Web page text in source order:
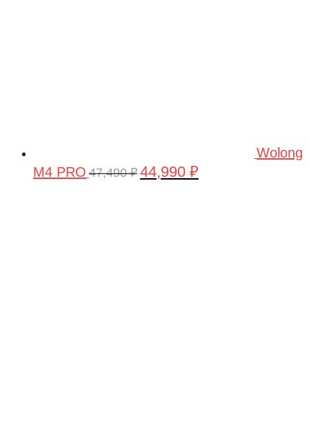
Wolong
M4 PRO 47,490₽ Первоначальная
44,990 ₽